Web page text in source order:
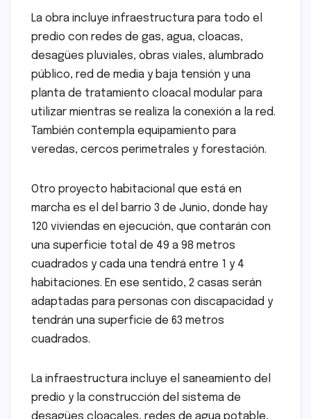
La obra incluye infraestructura para todo el
predio con redes de gas, agua, cloacas,
desagües pluviales, obras viales, alumbrado
público, red de media y baja tensión y una
planta de tratamiento cloacal modular para
utilizar mientras se realiza la conexión a la red.
También contempla equipamiento para
veredas, cercos perimetrales y forestación.
Otro proyecto habitacional que está en
marcha es el del barrio 3 de Junio, donde hay
120 viviendas en ejecución, que contarán con
una superficie total de 49 a 98 metros
cuadrados y cada una tendrá entre 1 y 4
habitaciones. En ese sentido, 2 casas serán
adaptadas para personas con discapacidad y
tendrán una superficie de 63 metros
cuadrados.
La infraestructura incluye el saneamiento del
predio y la construcción del sistema de
desagües cloacales, redes de agua potable,